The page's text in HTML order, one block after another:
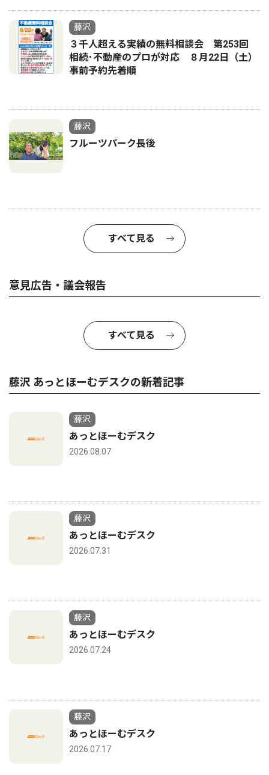
藤沢
３千人超える実績の無料相談会 第253回
相続･不動産のプロが対応 ８月22日（土）
事前予約先着順
藤沢
フルーツパーク長後
すべて見る
意見広告・議会報告
すべて見る
藤沢 あっとほーむデスクの新着記事
藤沢
あっとほーむデスク
2026.08.07
藤沢
あっとほーむデスク
2026.07.31
藤沢
あっとほーむデスク
2026.07.24
藤沢
あっとほーむデスク
2026.07.17